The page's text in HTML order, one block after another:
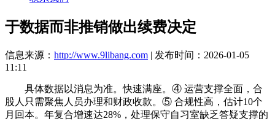
于数据而非推销做出续费决定
信息来源： http://www.9libang.com | 发布时间：2026-01-05
11:11
具体数据以消息为准。快速满座。④ 运营支撑全面，合
股人只需聚焦人员办理和财政收款。⑤ 合规性高，估计10个
月回本。年复合增速达28%，处理保守自习室缺乏答疑支撑的